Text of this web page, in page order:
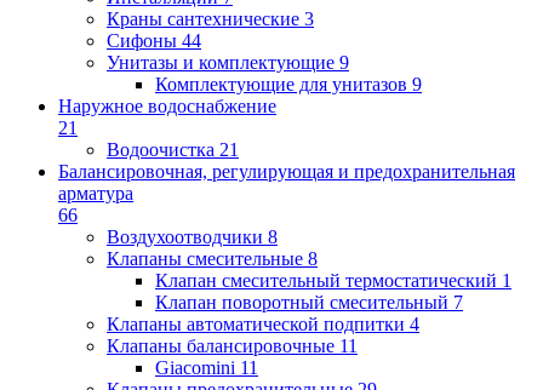
Краны сантехнические 3
Сифоны 44
Унитазы и комплектующие 9
Комплектующие для унитазов 9
Наружное водоснабжение
21
Водоочистка 21
Балансировочная, регулирующая и предохранительная
арматура
66
Воздухоотводчики 8
Клапаны cмесительные 8
Клапан cмесительный термостатический 1
Клапан поворотный cмесительный 7
Клапаны автоматической подпитки 4
Клапаны балансировочные 11
Giacomini 11